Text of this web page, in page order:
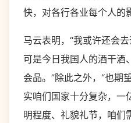
快，对各行各业每个人的
马云表明，“我或许还会
可是今日我国人的酒干酒
会品。”除此之外，“也
实咱们国家十分复杂，一
明程度、礼貌礼节，咱们